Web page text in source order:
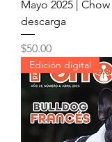
Mayo 2025 |
descarga
Precio
$50.00
Edición digital